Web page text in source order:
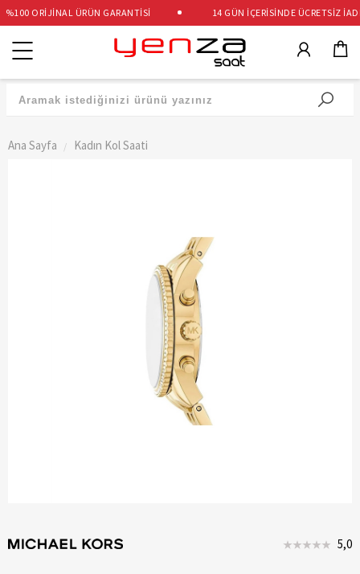
ORİJİNAL ÜRÜN GARANTİSİ 14 GÜN İÇERİSİNDE ÜCRETSİZ İADE
Kategoriler
Ana Sayfa Kadın Kol Saati
5,0